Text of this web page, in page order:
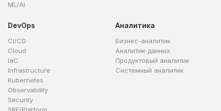
ML/AI
DevOps
CI/CD
Cloud
IaC
Infrastructure
Kubernetes
Observability
Security
Аналитика
Бизнес-аналитик
Аналитик данных
Продуктовый аналитик
Системный аналитик